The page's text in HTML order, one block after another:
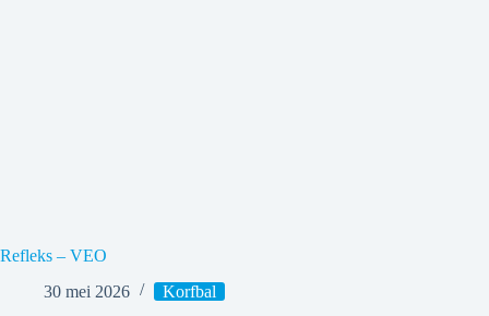
Refleks – VEO
30 mei 2026
Korfbal